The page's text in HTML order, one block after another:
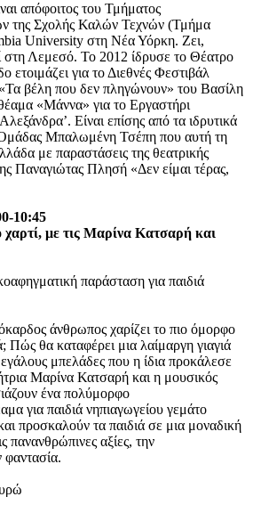
απόφοιτος του Τμήματος
της Σχολής Καλών Τεχνών (Τμήμα
University στη Νέα Υόρκη. Ζει,
στη Λεμεσό. Το 2012 ίδρυσε το Θέατρο
ετοιμάζει για το Διεθνές Φεστιβάλ
βέλη που δεν πληγώνουν» του Βασίλη
«Μάννα» για το Εργαστήρι
Είναι επίσης από τα ιδρυτικά
Ομάδας Μπαλωμένη Τσέπη που αυτή τη
με παραστάσεις της θεατρικής
Παναγιώτας Πλησή «Δεν είμαι τέρας,
10:45
με τις Μαρίνα Κατσαρή και
παράσταση για παιδιά
άνθρωπος χαρίζει το πιο όμορφο
Πώς θα καταφέρει μια λαίμαργη γιαγιά
μπελάδες που η ίδια προκάλεσε
Μαρίνα Κατσαρή και η μουσικός
ένα πολύμορφο
για παιδιά νηπιαγωγείου γεμάτο
προσκαλούν τα παιδιά σε μια μοναδική
πανανθρώπινες αξίες, την
φαντασία.